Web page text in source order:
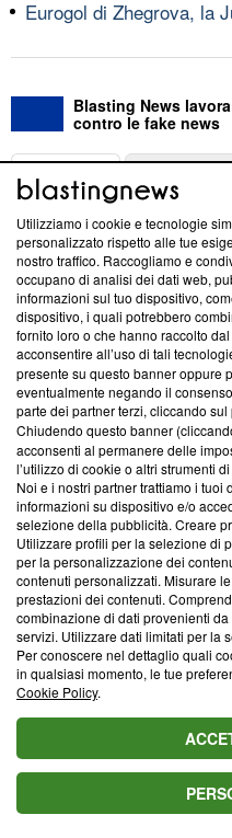
Eurogol di Zhegrova, la
Blasting News
contro le fake news
ABOUT
Questa sezione offre
News, sui nostri processi
creare news di qualità.
‘Trust Project - News with
ancora membro del
parte; Trust Project non ha
conformità agli standard.
Su di noi
Team editoriale
Corporate
Redazione
Informativa Privacy
Cookie Policy
Blasting SA, IDI CHE-
Lugano (Svizzera) Tel:+39
© 2026 Blasting News
Utilizziamo i cookie e tecnologie
personalizzato rispetto alle tue
nostro traffico. Raccogliamo e
occupano di analisi dei dati web,
informazioni sul tuo dispositivo,
dispositivo, i quali potrebbero
fornito loro o che hanno raccolto
acconsentire all’uso di tali
presente su questo banner oppure
eventualmente negando il
parte dei partner terzi, cliccando sul
Chiudendo questo banner
acconsenti al permanere delle
l’utilizzo di cookie o altri strumenti
Noi e i nostri partner trattiamo i
informazioni su dispositivo e/o
selezione della pubblicità. Creare
Utilizzare profili per la selezione di
per la personalizzazione dei
contenuti personalizzati. Misurare
prestazioni dei contenuti.
combinazione di dati provenienti
servizi. Utilizzare dati limitati per la
Per conoscere nel dettaglio quali
in qualsiasi momento, le tue
Cookie Policy.